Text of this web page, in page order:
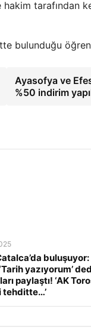
tarafından
bulunduğu
Ayasofya ve
%50 indirim
yazıyorum’
paylaştı! ‘AK
tehditte…’